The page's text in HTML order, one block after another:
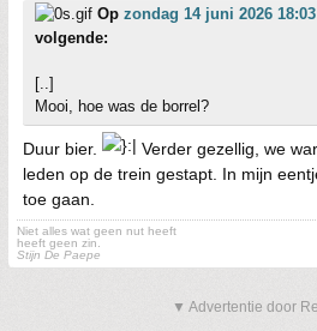
Op zondag 14 juni 2026 18:03
volgende:
[..]
Mooi, hoe was de borrel?
Duur bier.
Verder gezellig, we
leden op de trein gestapt. In mijn
toe gaan.
Niet alles wat geen nut heeft
heeft geen zin.
Stijn De Paepe
▼ Advertentie door